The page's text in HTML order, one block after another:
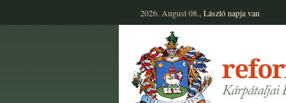
2026. August 08., Lászlónapja van